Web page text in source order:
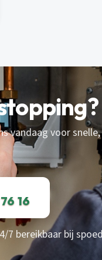
vandaag voor
16
7 bereikbaar bij spoed